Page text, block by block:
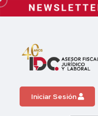
Iniciar Sesión